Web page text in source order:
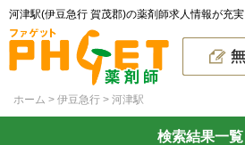
河津駅(伊豆急行 賀茂郡)の薬剤師求人情報が充
ホーム 伊豆急行 河津駅
検索結果一覧